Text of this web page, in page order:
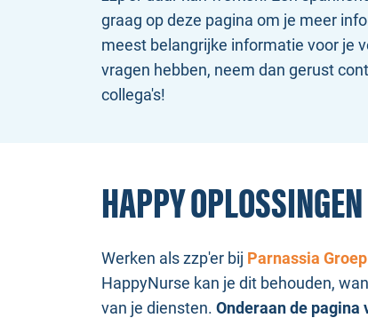
graag op deze pagina om je meer
meest belangrijke informatie voor je
vragen hebben, neem dan gerust
collega's!
HAPPY OPLOSSINGEN
Werken als zzp'er bij Parnassia Groep
HappyNurse kan je dit behouden,
van je diensten. Onderaan de